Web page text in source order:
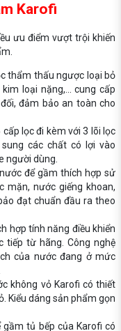
Karofi
ưu điểm vượt trội khiến
thẩm thấu ngược loại bỏ
loại nặng,... cung cấp
đảm bảo an toàn cho
cấp lọc đi kèm với 3 lõi lọc
các chất có lợi vào
người dùng.
để gầm thích hợp sử
mặn, nước giếng khoan,
đạt chuẩn đầu ra theo
hợp tính năng điều khiển
tiếp từ hãng. Công nghệ
của nước đang ở mức
không vỏ Karofi có thiết
Kiểu dáng sản phẩm gọn
gầm tủ bếp của Karofi có